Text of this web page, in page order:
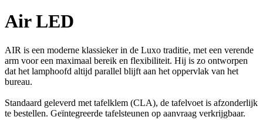
Air LED
AIR is een moderne klassieker in de Luxo traditie, met een verende
arm voor een maximaal bereik en flexibiliteit. Hij is zo ontworpen
dat het lamphoofd altijd parallel blijft aan het oppervlak van het
bureau.
Standaard geleverd met tafelklem (CLA), de tafelvoet is afzonderlijk
te bestellen. Geïntegreerde tafelsteunen op aanvraag verkrijgbaar.